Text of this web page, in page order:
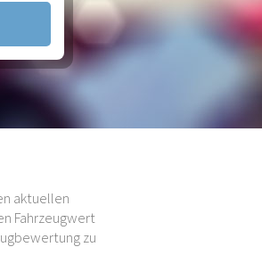
aktuellen
Fahrzeugwert
zu